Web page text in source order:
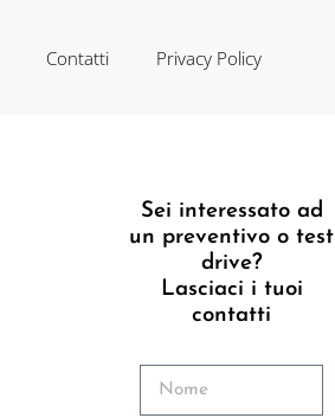
Contatti Privacy Policy
Sei interessato ad
un preventivo o test
drive?
Lasciaci i tuoi
contatti